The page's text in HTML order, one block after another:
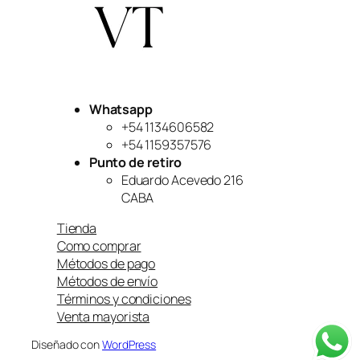
Whatsapp
+54 1134606582
+54 1159357576
Punto de retiro
Eduardo Acevedo 216
CABA
Tienda
Como comprar
Métodos de pago
Métodos de envío
Términos y condiciones
Venta mayorista
Diseñado conWordPress